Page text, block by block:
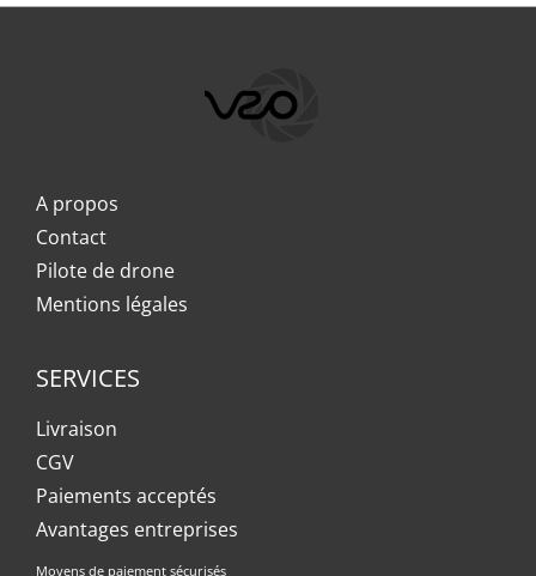
A propos
Contact
Pilote de drone
Mentions légales
SERVICES
Livraison
CGV
Paiements acceptés
Avantages entreprises
Moyens de paiement sécurisés